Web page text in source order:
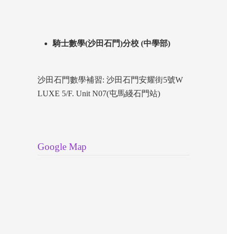
騎士數學(沙田石門)分校 (中學部)
沙田石門數學補習: 沙田石門安耀街5號W
LUXE 5/F. Unit N07(屯馬綫石門站)
Google Map